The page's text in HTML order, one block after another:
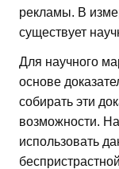
рекламы. В
существует
Для научного
основе
собирать эти
возможности.
использовать